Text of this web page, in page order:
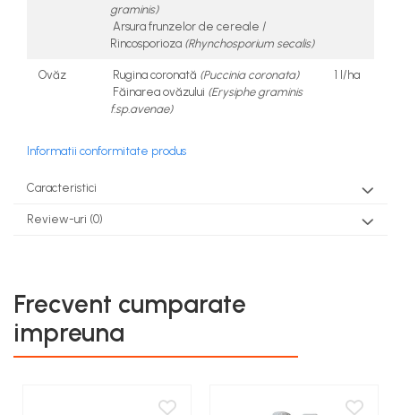
graminis)
Arsura frunzelor de cereale /
Rincosporioza (Rhynchosporium secalis)
Ovăz Rugina coronată (Puccinia coronata)
Făinarea ovăzului (Erysiphe graminis
f.sp.avenae)
1 l/ha
Informatii conformitate produs
Caracteristici
Review-uri (0)
Frecvent cumparate
impreuna